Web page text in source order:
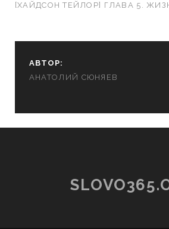
[ХАЙДСОН ТЕЙЛОР] ГЛАВА 5.
АВТОР:
АНАТОЛИЙ СЮНЯЕВ